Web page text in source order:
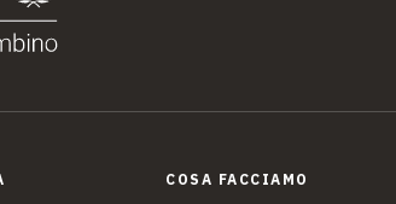
COSA FACCIAMO